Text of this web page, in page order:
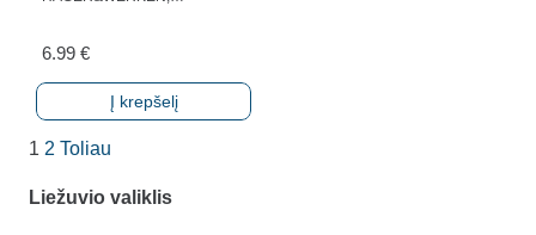
6.99 €
Į krepšelį
1 2 Toliau
Liežuvio valiklis